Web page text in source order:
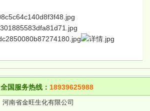
全国服务热线： 18939625988
河南省金旺生化有限公司